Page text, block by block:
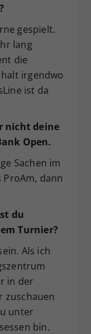
gespielt.
lang
die
irgendwo
ist da
nicht deine
Open.
Sachen im
dann
du
Turnier?
Als ich
in der
zuschauen
unter
bin.